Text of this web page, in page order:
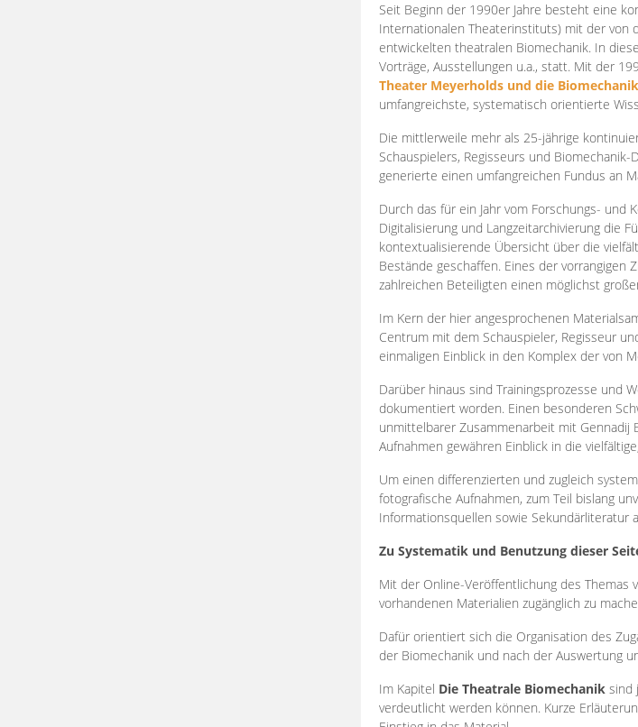
Seit Beginn der 1990er Jahre besteht eine
Internationalen Theaterinstituts) mit der von
entwickelten theatralen Biomechanik. In
Vorträge, Ausstellungen u.a., statt. Mit der
Theater Meyerholds und die Biomechanik
umfangreichste, systematisch orientierte
Die mittlerweile mehr als 25-jährige
Schauspielers, Regisseurs und
generierte einen umfangreichen Fundus an
Durch das für ein Jahr vom Forschungs-
Digitalisierung und Langzeitarchivierung die
kontextualisierende Übersicht über die
Bestände geschaffen. Eines der
zahlreichen Beteiligten einen möglichst
Im Kern der hier angesprochenen
Centrum mit dem Schauspieler, Regisseur
einmaligen Einblick in den Komplex der von
Darüber hinaus sind Trainingsprozesse und
dokumentiert worden. Einen besonderen
unmittelbarer Zusammenarbeit mit Gennadij
Aufnahmen gewähren Einblick in die
Um einen differenzierten und zugleich
fotografische Aufnahmen, zum Teil bislang
Informationsquellen sowie Sekundärliteratur
Zu Systematik und Benutzung dieser
Mit der Online-Veröffentlichung des
vorhandenen Materialien zugänglich zu
Dafür orientiert sich die Organisation des
der Biomechanik und nach der Auswertung
Im Kapitel Die Theatrale Biomechanik sind
verdeutlicht werden können. Kurze